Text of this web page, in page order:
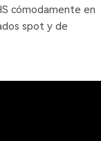
cómodamente en
spot y de